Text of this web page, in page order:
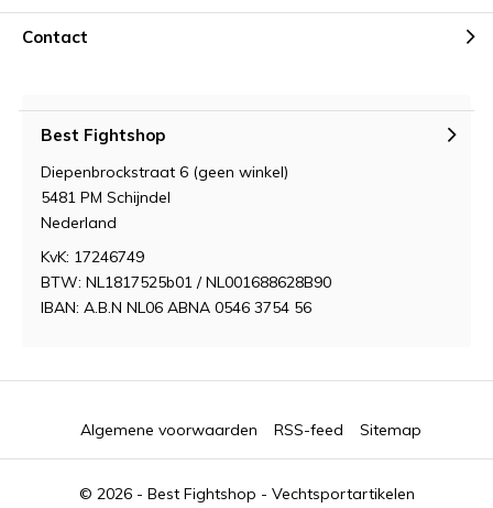
Contact
Best Fightshop
Diepenbrockstraat 6 (geen winkel)
5481 PM Schijndel
Nederland
KvK: 17246749
BTW: NL1817525b01 / NL001688628B90
IBAN: A.B.N NL06 ABNA 0546 3754 56
© 2026 - Best Fightshop - Vechtsportartikelen
Algemene voorwaarden RSS-feed Sitemap